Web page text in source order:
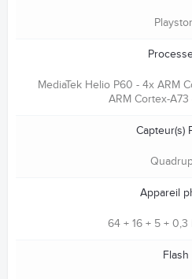
MediaTek Helio P60 - 4x ARM
ARM Cortex-A73
Capteur(s)
Appareil
64 + 16 + 5 + 0,3
Flash